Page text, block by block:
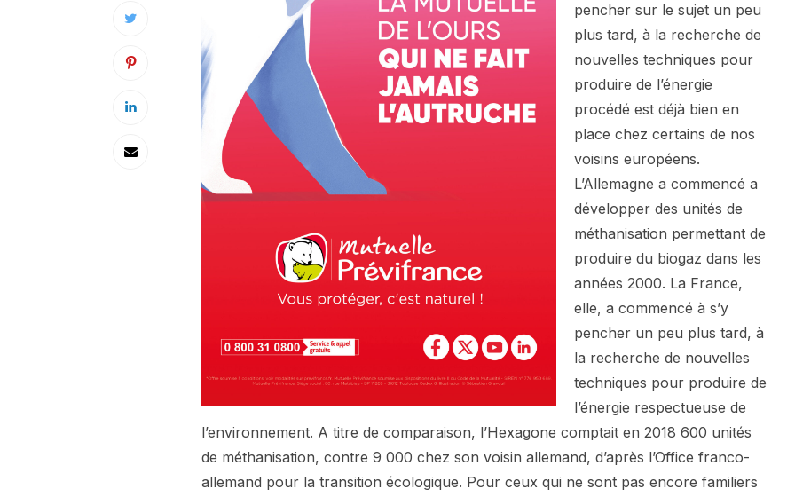
pencher sur le sujet un peu
plus tard, à la recherche de
nouvelles techniques pour
produire de l’énergie
procédé est déjà bien en
place chez certains de nos
voisins européens.
L’Allemagne a commencé a
développer des unités de
méthanisation permettant de
produire du biogaz dans les
années 2000. La France,
elle, a commencé à s’y
pencher un peu plus tard, à
la recherche de nouvelles
techniques pour produire de
l’énergie respectueuse de
l’environnement. A titre de comparaison, l’Hexagone comptait en 2018 600 unités
de méthanisation, contre 9 000 chez son voisin allemand, d’après l’Office franco-
allemand pour la transition écologique. Pour ceux qui ne sont pas encore familiers